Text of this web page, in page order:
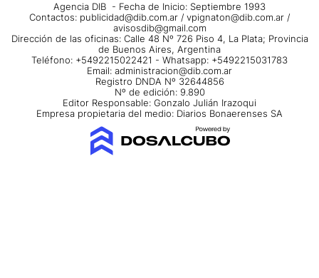
Agencia DIB - Fecha de Inicio: Septiembre 1993
Contactos: publicidad@dib.com.ar / vpignaton@dib.com.ar /
avisosdib@gmail.com
Dirección de las oficinas: Calle 48 Nº 726 Piso 4, La Plata; Provincia
de Buenos Aires, Argentina
Teléfono: +5492215022421 - Whatsapp: +5492215031783
Email: administracion@dib.com.ar
Registro DNDA Nº 32644856
Nº de edición: 9.890
Editor Responsable: Gonzalo Julián Irazoqui
Empresa propietaria del medio: Diarios Bonaerenses SA